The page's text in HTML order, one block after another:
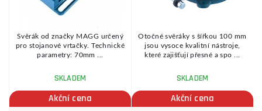
Svěrák od značky MAGG určený
pro stojanové vrtačky. Technické
parametry: 70mm ...
SKLADEM
Akční cena
Otočné svěráky s šířkou 100 mm
jsou vysoce kvalitní nástroje,
které zajišťují přesné a spo ...
SKLADEM
Akční cena